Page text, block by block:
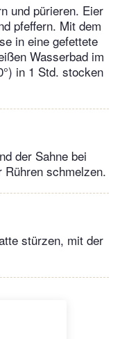
und pürieren. Eier
pfeffern. Mit dem
in eine gefettete
Wasserbad im
in 1 Std. stocken
der Sahne bei
schmelzen.
stürzen, mit der